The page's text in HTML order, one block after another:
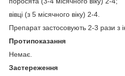
вівці (з 5 місячного віку) 2-4.
Препарат застосовують 2-3 рази з
Протипоказання
Немає.
Застереження